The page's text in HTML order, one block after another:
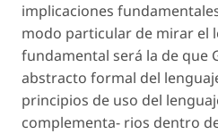
implicaciones
modo particular de mirar el
fundamental será la de que
abstracto formal del
principios de uso del
complementa- rios dentro